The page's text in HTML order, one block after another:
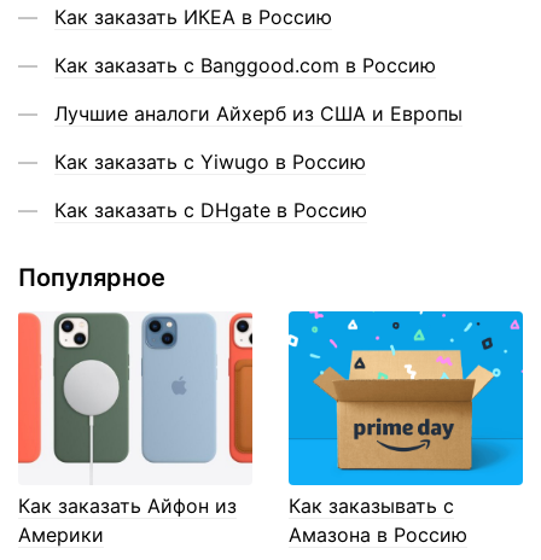
Как заказать ИКЕА в Россию
Как заказать с Banggood.com в Россию
Лучшие аналоги Айхерб из США и Европы
Как заказать с Yiwugo в Россию
Как заказать с DHgate в Россию
Популярное
Как заказать Айфон из
Америки
Как заказывать с
Амазона в Россию